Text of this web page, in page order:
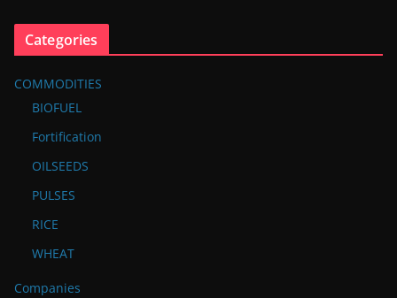
Categories
COMMODITIES
BIOFUEL
Fortification
OILSEEDS
PULSES
RICE
WHEAT
Companies